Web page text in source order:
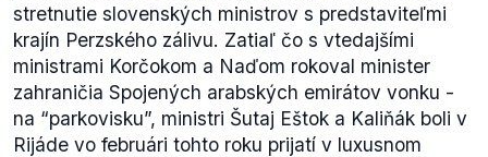
stretnutie slovenských ministrov s predstaviteľmi
krajín Perzského zálivu. Zatiaľ čo s vtedajšími
ministrami Korčokom a Naďom rokoval minister
zahraničia Spojených arabských emirátov vonku -
na “parkovisku”, ministri Šutaj Eštok a Kaliňák boli v
Rijáde vo februári tohto roku prijatí v luxusnom